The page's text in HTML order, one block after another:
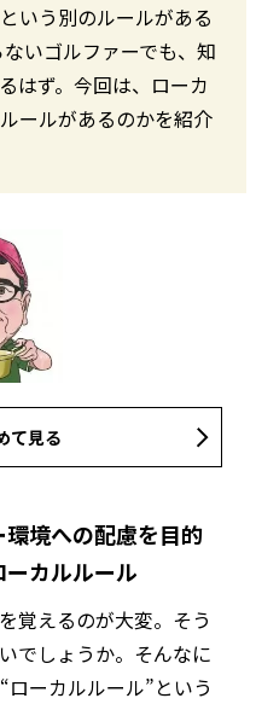
いう別のルールがある
いゴルファーでも、知
はず。今回は、ローカ
ールがあるのかを紹介
て見る
境への配慮を目的
カルルール
覚えるのが大変。そう
でしょうか。そんなに
ーカルルール”という